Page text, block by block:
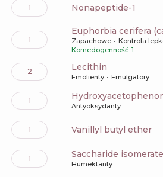
1 nonapeptide-1
1
euphorbia cerifera
Zapachowe Kontrola
Komedogenność: 1
2 lecithin
Emolienty Emulgatory
1
Antyoksydanty
1 vanillyl butyl ether
1 saccharide isomerate
Humektanty